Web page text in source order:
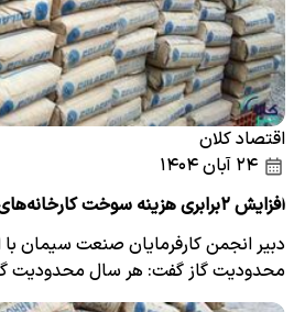
اقتصاد کلان
افزایش ۲برابری هزینه سوخت کارخانه‌های سیمان
محدودیت گاز گفت: هر سال محدودیت گاز
می…